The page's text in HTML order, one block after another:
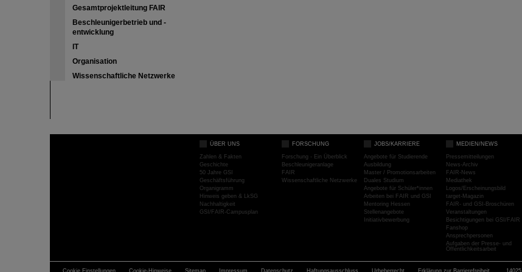
Gesamtprojektleitung FAIR
Beschleunigerbetrieb und -
entwicklung
IT
Organisation
Wissenschaftliche Netzwerke
ÜBER UNS
Zahlen & Fakten
Geschichte
50 Jahre GSI
Geschäftsführung
Organigramm
Hinweis geben & LkSG
Nachhaltigkeit
GSI/FAIR-Campusplan
FORSCHUNG
Forschung - Ein Überblick
Beschleunigeranlage
FAIR
Wissenschaftliche Netzwerke
JOBS/KARRIERE
Angebote für Studierende
Ausbildung
Master / Promotionsarbeiten
Duales Studium
Angebote für Schüler*innen
Arbeiten bei FAIR und GSI
Mentoring Hessen
Stellenangebote
Initiativbewerbung
MEDIEN/NEWS
Pressemitteilungen
News-Archiv
FAIR-News
Mediathek
Logos/Erscheinungsbild
target-Magazin
FAIR- und GSI-Broschüren
Veranstaltungen
Besichtigungen bei GSI/FAIR
Fanshop
Ansprechpersonen
Aufgaben der Presse- und
Öffentlichkeitsarbeit
Cookie Einstellungen Cookie-Hinweise Sitemap Impressum Datenschutz Haftungsausschluss Urheberrecht Erklärung zur Barrierefreiheit 14025